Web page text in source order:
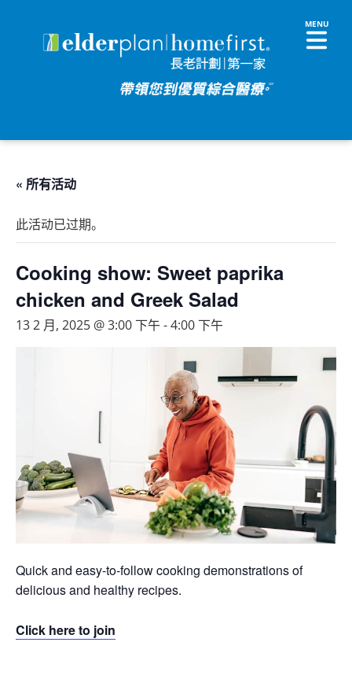
« 所有活动
此活动已过期。
Cooking show: Sweet paprika
chicken and Greek Salad
13 2 月, 2025 @ 3:00 下午-4:00 下午
Quick and easy-to-follow cooking demonstrations of
delicious and healthy recipes.
Click here to join